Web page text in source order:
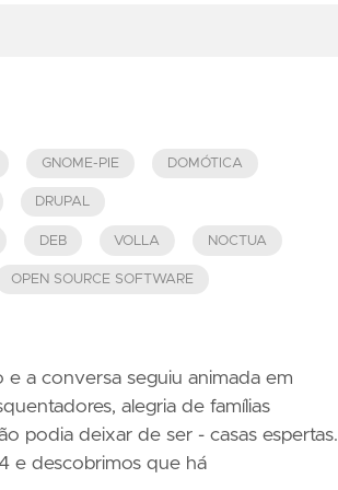
GNOME-PIE DOMÓTICA
DRUPAL
DEB VOLLA NOCTUA
OPEN SOURCE SOFTWARE
a conversa seguiu animada em
alegria de famílias
podia deixar de ser - casas espertas.
e descobrimos que há